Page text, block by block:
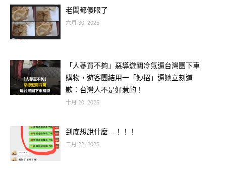
戶人家進入大門后有照壁，也叫「墻
屏」，與正門相對，主要起遮擋作用，
同時，為了避免氣直沖廳堂或臥室，照
壁這堵墻還要有導氣作用，為了能保持
「氣暢」，所以墻兩側都是不能封閉
的。
老闆都傻眼了
六月 30, 2025
「人蔘買不夠」惡導遊關冷氣逼台灣團下車
購物，遊客團結用一「妙招」逼她立刻道
歉：台灣人不是好惹的！
十月 20, 2025
到底想說什麼…！！！
二月 22, 2025